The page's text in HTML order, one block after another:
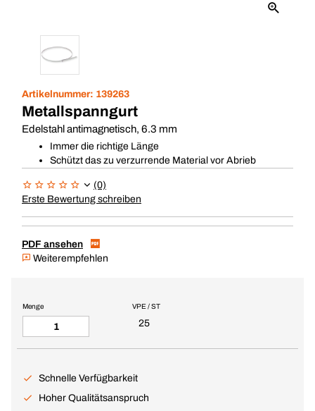
Artikelnummer: 139263
Metallspanngurt
Edelstahl antimagnetisch, 6.3 mm
Immer die richtige Länge
Schützt das zu verzurrende Material vor Abrieb
(0)
Erste Bewertung schreiben
PDF ansehen
Weiterempfehlen
VPE / ST
25
Menge
Schnelle Verfügbarkeit
Hoher Qualitätsanspruch